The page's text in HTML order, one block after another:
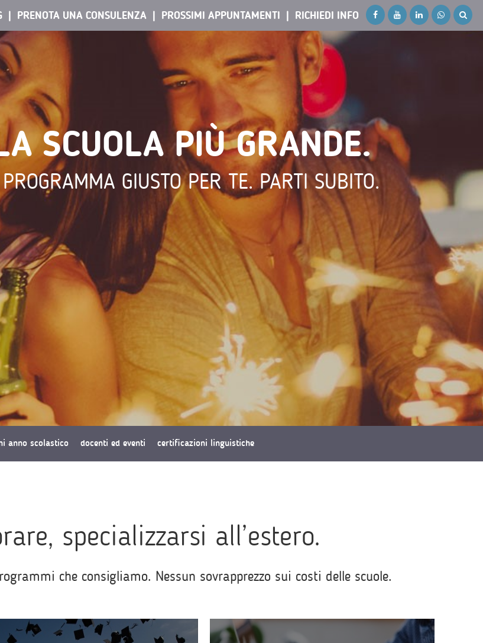
RICHIEDI INFO
PROSSIMI APPUNTAMENTI
PRENOTA UNA CONSULENZA
SCUOLA PIÙ GRANDE.
GIUSTO PER TE. PARTI SUBITO.
anno scolastico docenti ed eventi certificazioni linguistiche
specializzarsi all’estero.
che consigliamo. Nessun sovrapprezzo sui costi delle scuole.